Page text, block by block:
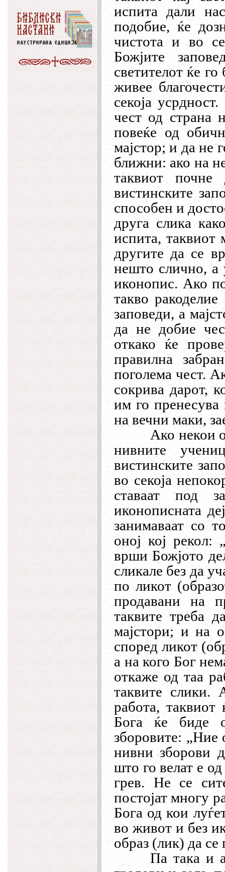
испита дали
подобие, ќе
чистота и во
Божјите
светителот ќе
живее
секоја
чест од страна
повеќе од
мајстор; и да не
ближни: ако на
таквиот
вистинските
способен и
друга слика
испита, таквиот
другите да се
нешто слично, а
иконопис. Ако
такво
заповеди, а
да не добие
откако ќе
правилна
поголема чест.
сокрива дарот,
им го пренесува
на вечни маки,
Ако некои
нивните
вистинските
во секоја
ставаат под
иконописната
занимаваат со
оној кој рекол:
врши Божјото
сликале без да
по ликот
продавани на
таквите треба
мајстори; и на
според ликот
а на кого Бог
откаже од таа
таквите слики.
работа,
Бога ќе биде
зборовите: „Ние
нивни зборови
што го велат е
грев. Не се
постојат многу
Бога од кои
во живот и без
образ (лик) да
Па така и